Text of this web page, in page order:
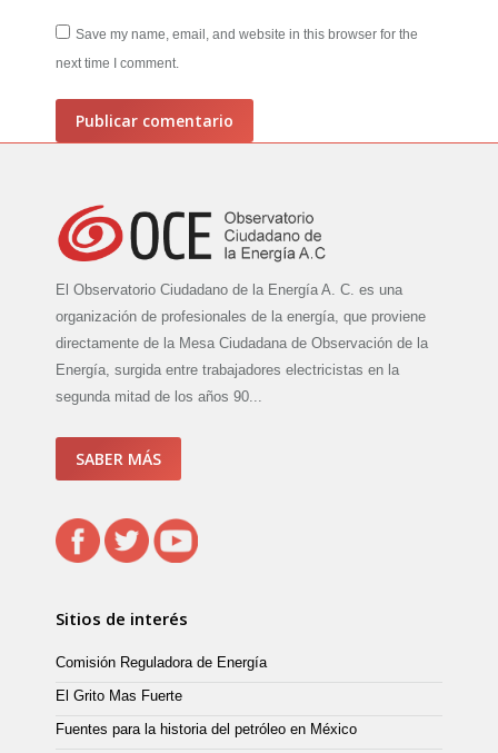
Save my name, email, and website in this browser for the
next time I comment.
Publicar comentario
El Observatorio Ciudadano de la Energía A. C. es una
organización de profesionales de la energía, que proviene
directamente de la Mesa Ciudadana de Observación de la
Energía, surgida entre trabajadores electricistas en la
segunda mitad de los años 90...
SABER MÁS
Sitios de interés
Comisión Reguladora de Energía
El Grito Mas Fuerte
Fuentes para la historia del petróleo en México